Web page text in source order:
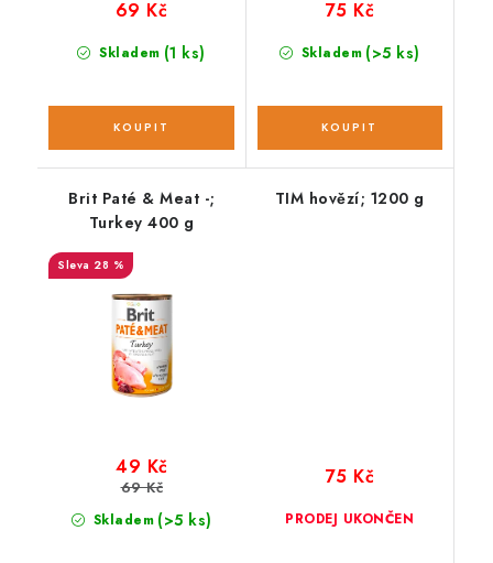
Skladem (1 ks)
69 Kč
Skladem (>5 ks)
75 Kč
Brit Paté & Meat -;
Turkey 400 g
28 %
Skladem (>5 ks)
49 Kč
69 Kč
TIM hovězí; 1200 g
PRODEJ UKONČEN
75 Kč